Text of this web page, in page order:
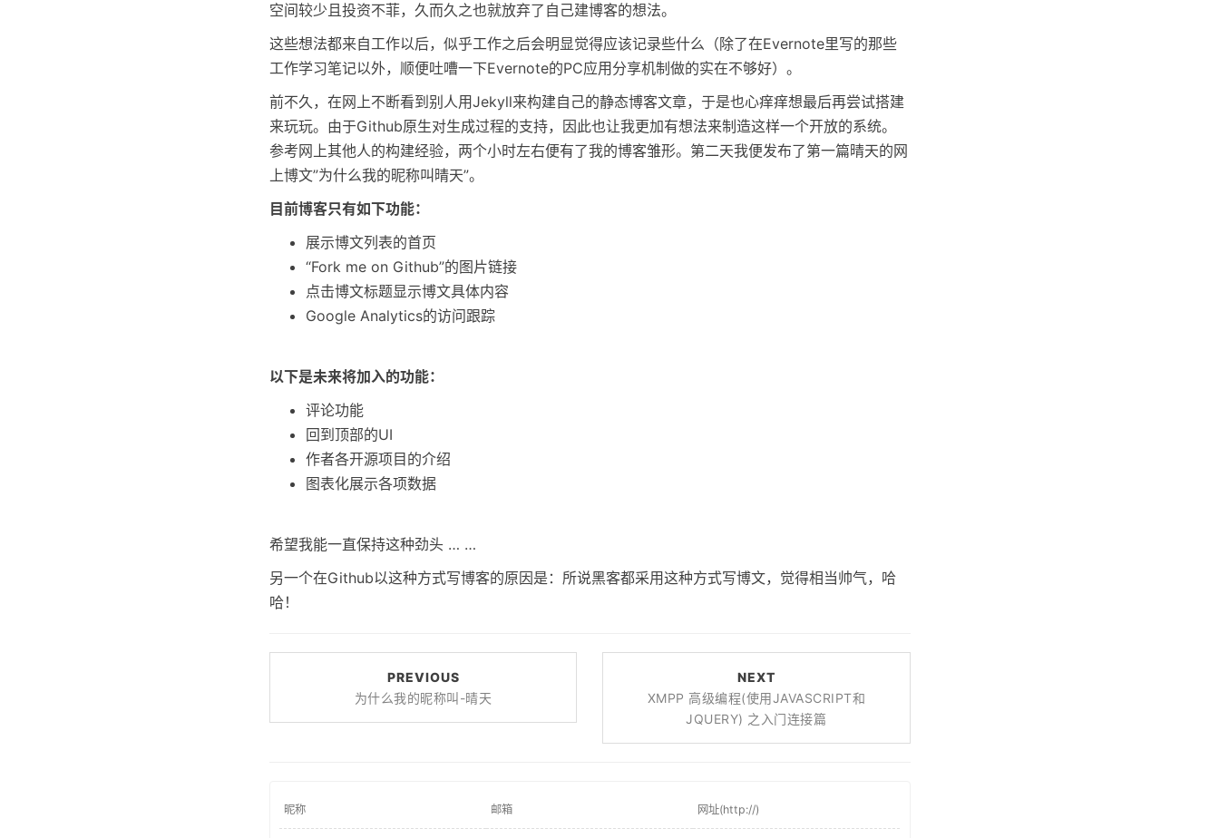
空间较少且投资不菲，久而久之也就放弃了自己建博客的想法。
这些想法都来自工作以后，似乎工作之后会明显觉得应该记录些什么（除了在Evernote里写的那些
工作学习笔记以外，顺便吐嘈一下Evernote的PC应用分享机制做的实在不够好）。
前不久，在网上不断看到别人用Jekyll来构建自己的静态博客文章，于是也心痒痒想最后再尝试搭建
来玩玩。由于Github原生对生成过程的支持，因此也让我更加有想法来制造这样一个开放的系统。
参考网上其他人的构建经验，两个小时左右便有了我的博客雏形。第二天我便发布了第一篇晴天的网
上博文”为什么我的昵称叫晴天”。
目前博客只有如下功能：
展示博文列表的首页
“Fork me on Github”的图片链接
点击博文标题显示博文具体内容
Google Analytics的访问跟踪
以下是未来将加入的功能：
评论功能
回到顶部的UI
作者各开源项目的介绍
图表化展示各项数据
希望我能一直保持这种劲头 … …
另一个在Github以这种方式写博客的原因是：所说黑客都采用这种方式写博文，觉得相当帅气，哈
哈！
PREVIOUS
为什么我的昵称叫-晴天
NEXT
XMPP 高级编程(使用JAVASCRIPT和
JQUERY) 之入门连接篇